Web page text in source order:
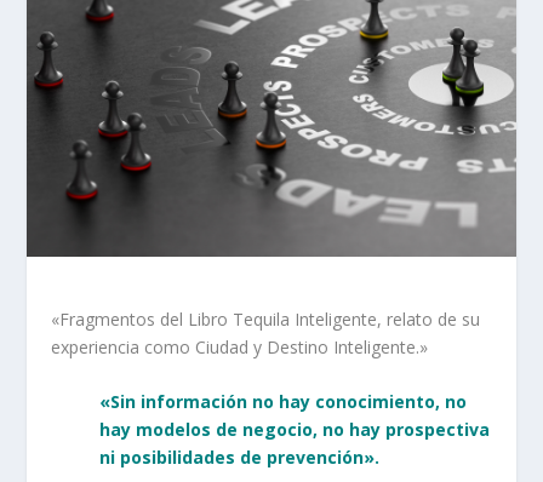
«Fragmentos del Libro Tequila Inteligente, relato de su
experiencia como Ciudad y Destino Inteligente.»
«Sin información no hay conocimiento, no
hay modelos de negocio, no hay prospectiva
ni posibilidades de prevención».